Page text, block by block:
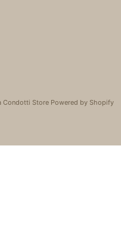
Store Powered by Shopify